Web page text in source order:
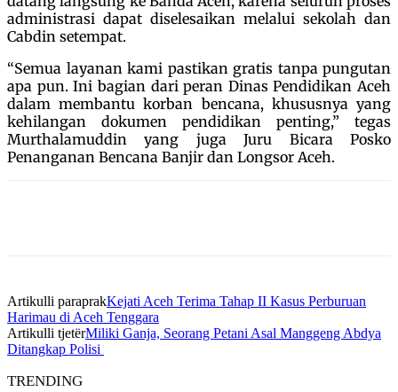
administrasi dapat diselesaikan melalui sekolah dan
Cabdin setempat.
“Semua layanan kami pastikan gratis tanpa pungutan
apa pun. Ini bagian dari peran Dinas Pendidikan Aceh
dalam membantu korban bencana, khususnya yang
kehilangan dokumen pendidikan penting,” tegas
Murthalamuddin yang juga Juru Bicara Posko
Penanganan Bencana Banjir dan Longsor Aceh.
Artikulli paraprakKejati Aceh Terima Tahap II Kasus Perburuan
Harimau di Aceh Tenggara
Artikulli tjetërMiliki Ganja, Seorang Petani Asal Manggeng Abdya
Ditangkap Polisi
TRENDING